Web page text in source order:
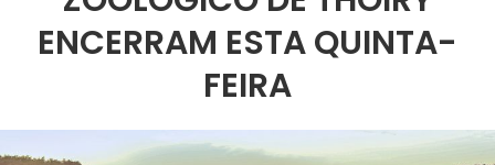
ENCERRAM ESTA QUINTA-
FEIRA